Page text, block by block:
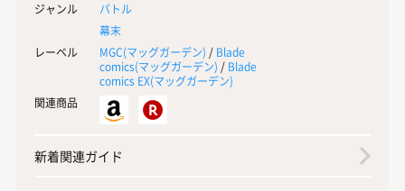
ジャンル
バトル
幕末
レーベル
MGC(マッグガーデン) / Blade
comics(マッグガーデン) / Blade
comics EX(マッグガーデン)
関連商品
新着関連ガイド